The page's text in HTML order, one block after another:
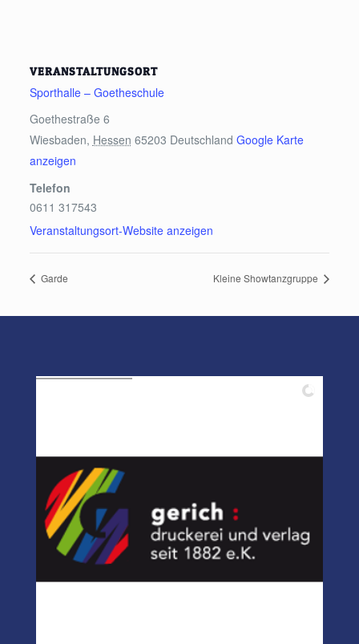
VERANSTALTUNGSORT
Sporthalle – Goetheschule
Goethestraße 6
Wiesbaden, Hessen 65203 Deutschland Google Karte
anzeigen
Telefon
0611 317543
Veranstaltungsort-Website anzeigen
Garde Kleine Showtanzgruppe